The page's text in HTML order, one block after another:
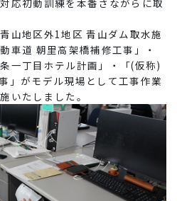
山地区外1地区 青山ダム取水施
車道 朝里高架橋補修工事」・
一丁目ホテル計画」・「(仮称)
」がモデル現場として工事作業
いたしました。